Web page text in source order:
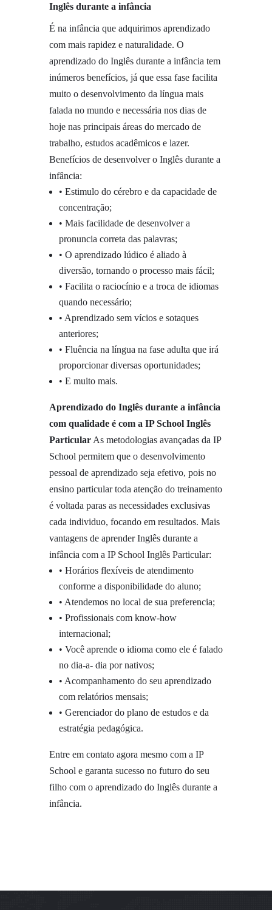
Inglês durante a infância
É na infância que adquirimos aprendizado
com mais rapidez e naturalidade. O
aprendizado do Inglês durante a infância tem
inúmeros benefícios, já que essa fase facilita
muito o desenvolvimento da língua mais
falada no mundo e necessária nos dias de
hoje nas principais áreas do mercado de
trabalho, estudos acadêmicos e lazer.
Benefícios de desenvolver o Inglês durante a
infância:
• Estimulo do cérebro e da capacidade de
concentração;
• Mais facilidade de desenvolver a
pronuncia correta das palavras;
• O aprendizado lúdico é aliado à
diversão, tornando o processo mais fácil;
• Facilita o raciocínio e a troca de idiomas
quando necessário;
• Aprendizado sem vícios e sotaques
anteriores;
• Fluência na língua na fase adulta que irá
proporcionar diversas oportunidades;
• E muito mais.
Aprendizado do Inglês durante a infância
com qualidade é com a IP School Inglês
ParticularAs metodologias avançadas da IP
School permitem que o desenvolvimento
pessoal de aprendizado seja efetivo, pois no
ensino particular toda atenção do treinamento
é voltada paras as necessidades exclusivas
cada individuo, focando em resultados. Mais
vantagens de aprender Inglês durante a
infância com a IP School Inglês Particular:
• Horários flexíveis de atendimento
conforme a disponibilidade do aluno;
• Atendemos no local de sua preferencia;
• Profissionais com know-how
internacional;
• Você aprende o idioma como ele é falado
no dia-a- dia por nativos;
• Acompanhamento do seu aprendizado
com relatórios mensais;
• Gerenciador do plano de estudos e da
estratégia pedagógica.
Entre em contato agora mesmo com a IP
School e garanta sucesso no futuro do seu
filho com o aprendizado do Inglês durante a
infância.